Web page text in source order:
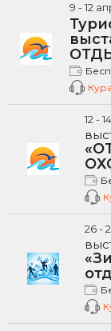
9 -12
12-14
26-